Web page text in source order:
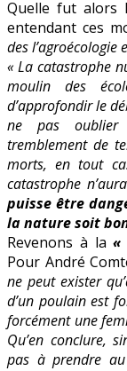
Quelle fut alors
entendant ces
des l’agroécologie
« La catastrophe
moulin des
d’approfondir le
ne pas oublier
tremblement de
morts, en tout
catastrophe
puisse être
la nature soit
Revenons à la«
Pour André
ne peut exister
d’un poulain est
forcément une
Qu’en conclure,
pas à prendre